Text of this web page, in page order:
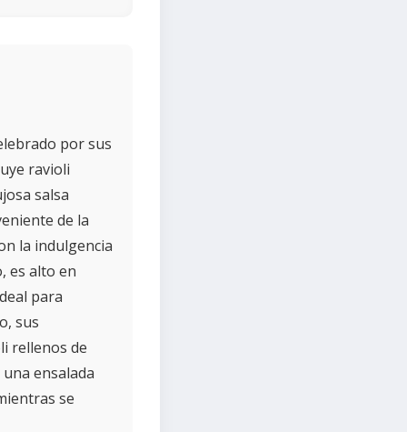
por sus
ravioli
salsa
de la
la indulgencia
es alto en
para
sus
rellenos de
ensalada
se